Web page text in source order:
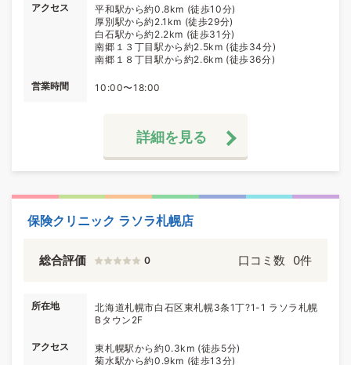
アクセス
平和駅から約0.8km (徒歩10分)
厚別駅から約2.1km (徒歩29分)
白石駅から約2.2km (徒歩31分)
南郷１３丁目駅から約2.5km (徒歩34分)
南郷１８丁目駅から約2.6km (徒歩36分)
営業時間 10:00〜18:00
詳細を見る
保険クリニック ラソラ札幌店
総合評価 0 口コミ数 0件
所在地
北海道札幌市白石区東札幌3条1丁?1-1 ラソラ札幌
Bタウン2F
アクセス
東札幌駅から約0.3km (徒歩5分)
菊水駅から約0.9km (徒歩13分)